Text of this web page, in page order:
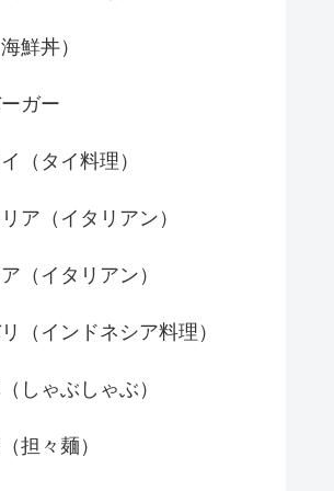
鮮丼）
ガー
（タイ料理）
ア（イタリアン）
（イタリアン）
（インドネシア料理）
しゃぶしゃぶ）
担々麺）